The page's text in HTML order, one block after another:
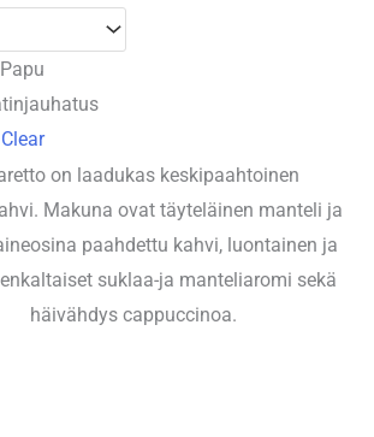
Papu
Clear
on laadukas keskipaahtoinen
Makuna ovat täyteläinen manteli ja
paahdettu kahvi, luontainen ja
suklaa-ja manteliaromi sekä
häivähdys cappuccinoa.